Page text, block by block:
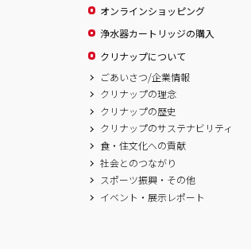
オンラインショッピング
浄水器カートリッジの購入
クリナップについて
ごあいさつ/企業情報
クリナップの理念
クリナップの歴史
クリナップのサステナビリティ
食・住文化への貢献
社会とのつながり
スポーツ振興・その他
イベント・展示レポート